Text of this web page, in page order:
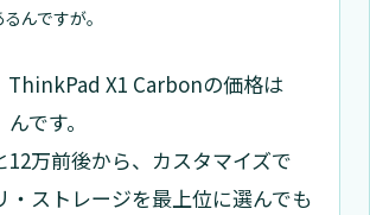
んですが。
ThinkPad X1 Carbonの価格は
です。
12万前後から、カスタマイズで
・ストレージを最上位に選んでも